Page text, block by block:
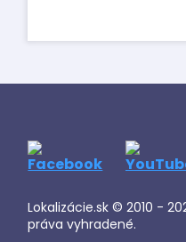
Lokalizácie.sk © 2010 -
práva vyhradené.